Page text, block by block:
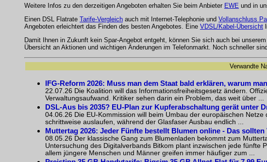
Weitere Infos zu den derzeitigen Angeboten erhalten Sie beim Anbieter EWE und in
Einen DSL Flatrate Tarife-Vergleich auch mit Internet-Telephonie und Vollanschluss
Angeboten erleichtert das Finden des besten Angebotes. Eine VDSL/Kabel-Übersicht
Damit Ihnen in Zukunft kein Spar-Angebot entgeht, können Sie sich auch bei unserem
Übersicht an Aktionen und wichtigen Änderungen im Telefonmarkt. Noch schneller
Verwandte
IFG-Reform 2026: Muss man dem Staat bald erklären, warum
22.07.26 Die Koalition will das Informationsfreiheitsgesetz ändern.
Verwaltungsaufwand. Kritiker sehen darin ein Problem, das weit über ...
DSL-Aus bis 2035? EU-Plan zur Kupferabschaltung gerät unter
04.06.26 Die EU-Kommission will beim Umbau der europäischen
schrittweise auslaufen, während der Glasfaser Ausbau endlich ...
Muttertag 2026: Jeder Fünfte bestellt Blumen online - Das
08.05.26 Der klassische Gang zum Blumenladen bekommt zum
Untersuchung des Digitalverbands Bitkom plant inzwischen jede fünfte
allem jüngere Menschen und Männer greifen immer häufiger zum ...